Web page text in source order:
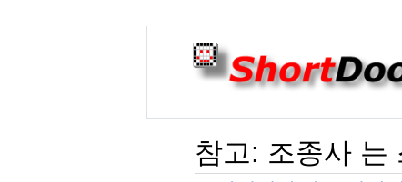
참고: 조종사 는